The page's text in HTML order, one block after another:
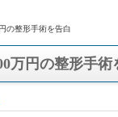
の整形手術を告白
万円の整形手術